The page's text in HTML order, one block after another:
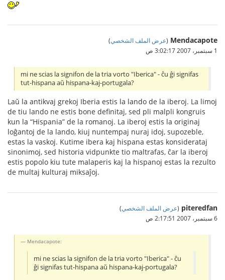
Mendacapote
(عرض الملف الشخصي)
1 سبتمبر، 2007 3:02:17 ص
mi ne scias la signifon de la tria vorto "Iberica" - ĉu ĝi signifas
tut-hispana aŭ hispana-kaj-portugala?
Laŭ la antikvaj grekoj Iberia estis la lando de la iberoj. La limoj
de tiu lando ne estis bone definitaj, sed pli malpli kongruis
kun la “Hispania” de la romanoj. La iberoj estis la originaj
loĝantoj de la lando, kiuj nuntempaj nuraj idoj, supozeble,
estas la vaskoj. Kutime ibera kaj hispana estas konsiderataj
sinonimoj, sed historia vidpunkte tio maltrafas, ĉar la iberoj
estis popolo kiu tute malaperis kaj la hispanoj estas la rezulto
de multaj kulturaj miksaĵoj.
piteredfan
(عرض الملف الشخصي)
6 سبتمبر، 2007 2:17:51 ص
Mendacapote:
mi ne scias la signifon de la tria vorto "Iberica" - ĉu
ĝi signifas tut-hispana aŭ hispana-kaj-portugala?